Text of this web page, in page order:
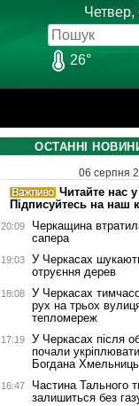
Четвер,
26°
ОСТАННІ
06 серпня
Читайте нас
Підписуйтесь на наш
20:09
Черкащина
сапера
19:03
У Черкасах
отруєння дерев
18:08
У Черкасах
рух на трьох
тепломереж
17:19
У Черкасах після
почали
Богдана
16:47
Частина Тального
залишиться без